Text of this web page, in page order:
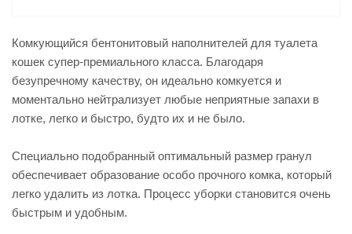
Комкующийся бентонитовый наполнителей для туалета
кошек супер-премиального класса. Благодаря
безупречному качеству, он идеально комкуется и
моментально нейтрализует любые неприятные запахи в
лотке, легко и быстро, будто их и не было.
Специально подобранный оптимальный размер гранул
обеспечивает образование особо прочного комка, который
легко удалить из лотка. Процесс уборки становится очень
быстрым и удобным.